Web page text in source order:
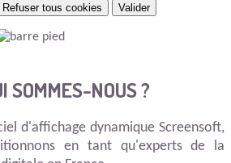
Refuser tous cookies Valider
SOMMES-NOUS ?
d'affichage dynamique Screensoft,
en tant qu'experts de la